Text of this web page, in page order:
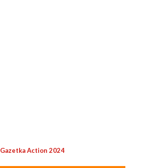
Gazetka Action 2024